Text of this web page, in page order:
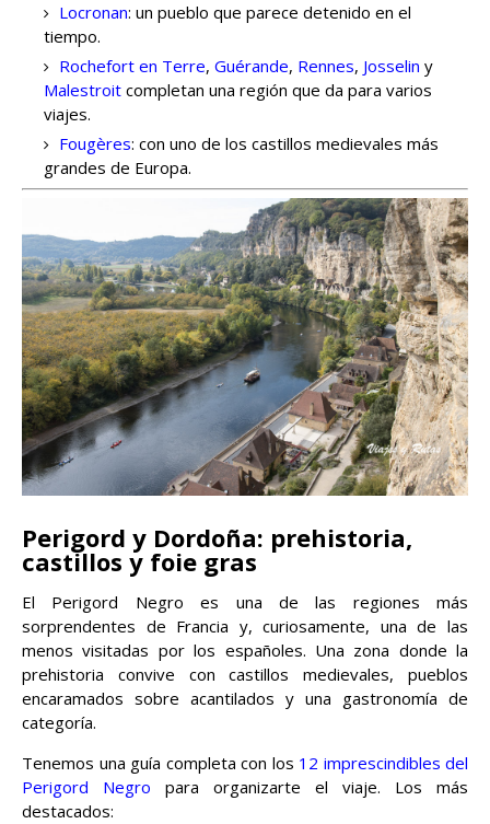
Locronan: un pueblo que parece detenido en el
tiempo.
Rochefort en Terre, Guérande, Rennes, Josselin y
Malestroit completan una región que da para varios
viajes.
Fougères: con uno de los castillos medievales más
grandes de Europa.
Perigord y Dordoña: prehistoria,
castillos y foie gras
El Perigord Negro es una de las regiones más
sorprendentes de Francia y, curiosamente, una de las
menos visitadas por los españoles. Una zona donde la
prehistoria convive con castillos medievales, pueblos
encaramados sobre acantilados y una gastronomía de
categoría.
Tenemos una guía completa con los 12 imprescindibles del
Perigord Negro para organizarte el viaje. Los más
destacados: